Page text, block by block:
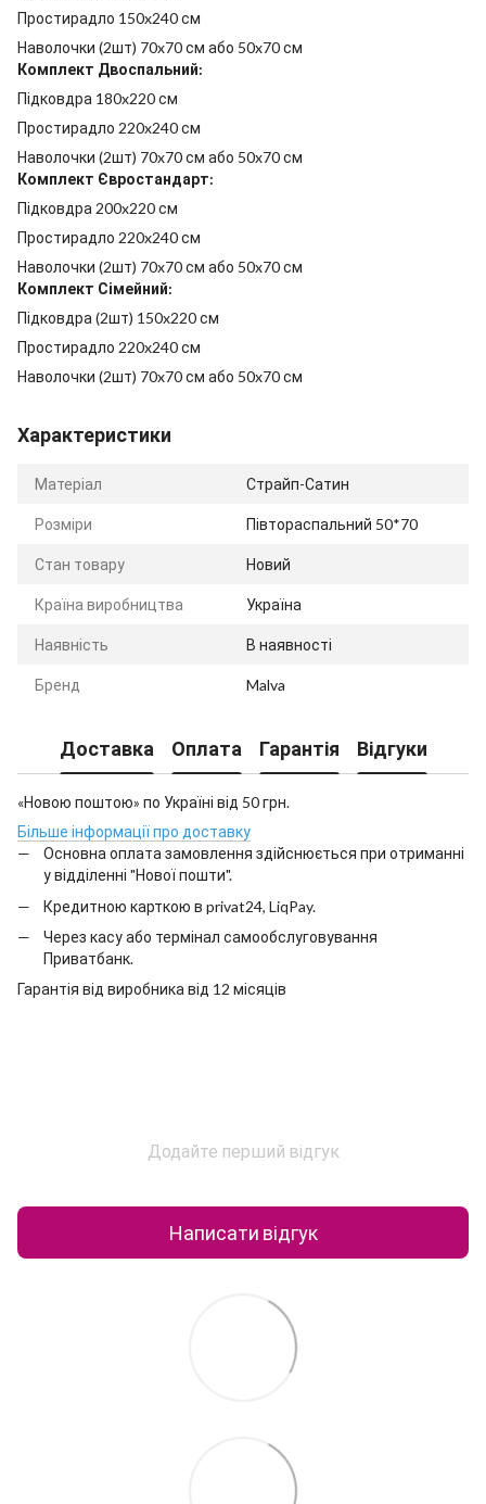
Простирадло 150x240 см
Наволочки (2шт) 70x70 см або 50x70 см
Комплект Двоспальний:
Підковдра 180x220 см
Простирадло 220x240 см
Наволочки (2шт) 70x70 см або 50x70 см
Комплект Євростандарт:
Підковдра 200x220 см
Простирадло 220x240 см
Наволочки (2шт) 70x70 см або 50x70 см
Комплект Сімейний:
Підковдра (2шт) 150x220 см
Простирадло 220x240 см
Наволочки (2шт) 70x70 см або 50x70 см
Характеристики
Матеріал Страйп-Сатин
Розміри Півтораспальний 50*70
Стан товару Новий
Країна виробництва Україна
Наявність В наявності
Бренд Malva
Доставка Оплата Гарантія Відгуки
«Новою поштою» по Україні від 50 грн.
Більше інформації про доставку
Основна оплата замовлення здійснюється при отриманні
у відділенні "Нової пошти".
Кредитною карткою в privat24, LiqPay.
Через касу або термінал самообслуговування
Приватбанк.
Гарантія від виробника від 12 місяців
Додайте перший відгук
Написати відгук